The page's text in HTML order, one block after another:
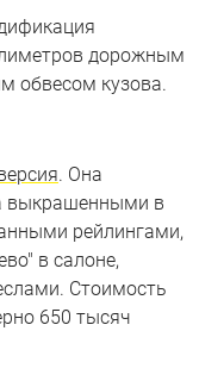
дорожным
обвесом кузова.
. Она
выкрашенными в
рейлингами,
в салоне,
Стоимость
650 тысяч